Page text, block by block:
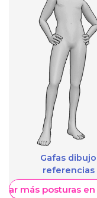
Gafas dibujo
referencias
más posturas